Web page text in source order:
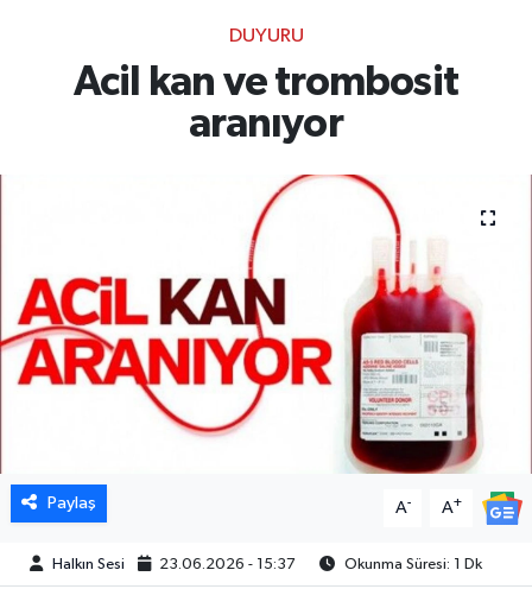
DUYURU
Acil kan ve trombosit
aranıyor
Paylaş A- A+
Halkın Sesi 23.06.2026 - 15:37 Okunma Süresi: 1 Dk
Son Dakika Haberleri